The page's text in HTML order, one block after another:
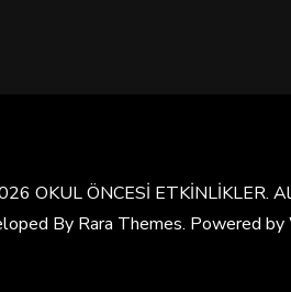
OKUL ÖNCESİ ETKİNLİKLER.
By Rara Themes. Powered by